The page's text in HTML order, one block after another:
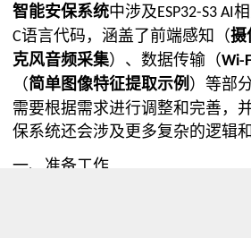
智能安保系统中涉及ESP32-S3 AI
C语言代码，涵盖了前端感知（摄
克风音频采集）、数据传输（Wi-
（简单图像特征提取示例 ）等部
需要根据需求进行调整和完善，
保系统还会涉及更多复杂的逻辑和
一、准备工作